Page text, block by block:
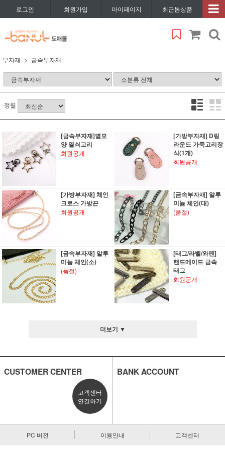
로그인 회원가입 마이페이지 최근본상품
부자재 금속부자재
정렬
[금속부자재]별모
양 열쇠고리
회원공개
[가방부자재] D링
라운드 가죽고리장
식(1개)
회원공개
[가방부자재] 체인
크로스 가방끈
회원공개
[금속부자재] 알루
미늄 체인(대)
(품절)
[금속부자재] 알루
미늄 체인(소)
(품절)
[태그/라벨/와펜]
핸드메이드 금속
태그
회원공개
더보기 ▼
CUSTOMER CENTER
고객센터
연결하기
BANK ACCOUNT
PC 버전 이용안내 고객센터